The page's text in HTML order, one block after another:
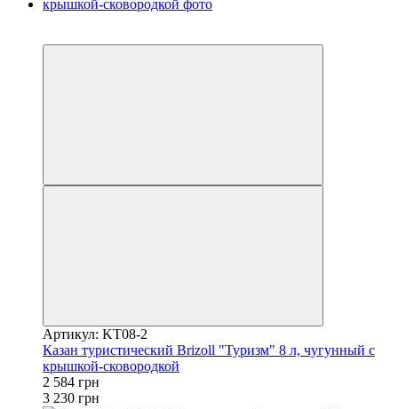
Артикул: KT08-2
Казан туристический Brizoll "Туризм" 8 л, чугунный с
крышкой-сковородкой
2 584 грн
3 230 грн